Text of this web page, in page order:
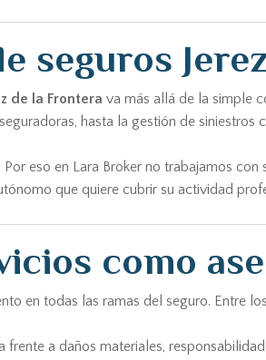
seguros
de la Frontera va más allá de la simple
hasta la gestión de siniestros
eso en Lara Broker no trabajamos
que quiere cubrir su actividad
como
en todas las ramas del seguro. Entre
frente a daños materiales,